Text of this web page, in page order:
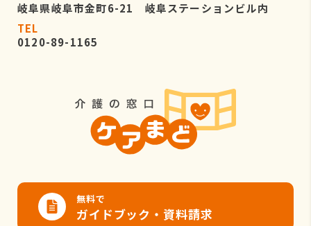
岐阜県岐阜市金町6-21 岐阜ステーションビル内
TEL
0120-89-1165
無料で
ガイドブック・資料請求